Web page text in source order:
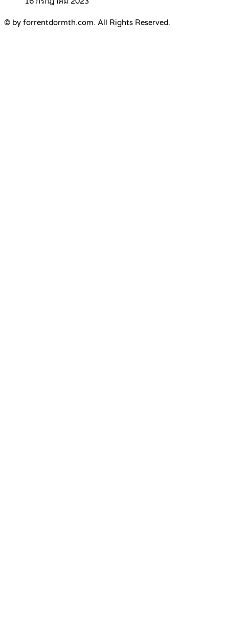
© by forrentdormth.com. All Rights Reserved.